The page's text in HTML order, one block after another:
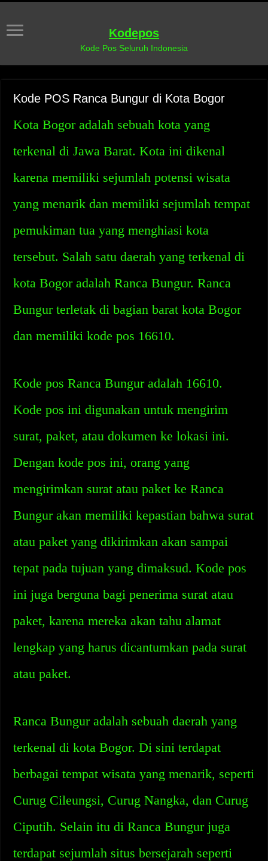
Kodepos
Kode Pos Seluruh Indonesia
Kode POS Ranca Bungur di Kota Bogor
Kota Bogor adalah sebuah kota yang
terkenal di Jawa Barat. Kota ini dikenal
karena memiliki sejumlah potensi wisata
yang menarik dan memiliki sejumlah tempat
pemukiman tua yang menghiasi kota
tersebut. Salah satu daerah yang terkenal di
kota Bogor adalah Ranca Bungur. Ranca
Bungur terletak di bagian barat kota Bogor
dan memiliki kode pos 16610.
Kode pos Ranca Bungur adalah 16610.
Kode pos ini digunakan untuk mengirim
surat, paket, atau dokumen ke lokasi ini.
Dengan kode pos ini, orang yang
mengirimkan surat atau paket ke Ranca
Bungur akan memiliki kepastian bahwa surat
atau paket yang dikirimkan akan sampai
tepat pada tujuan yang dimaksud. Kode pos
ini juga berguna bagi penerima surat atau
paket, karena mereka akan tahu alamat
lengkap yang harus dicantumkan pada surat
atau paket.
Ranca Bungur adalah sebuah daerah yang
terkenal di kota Bogor. Di sini terdapat
berbagai tempat wisata yang menarik, seperti
Curug Cileungsi, Curug Nangka, dan Curug
Ciputih. Selain itu di Ranca Bungur juga
terdapat sejumlah situs bersejarah seperti